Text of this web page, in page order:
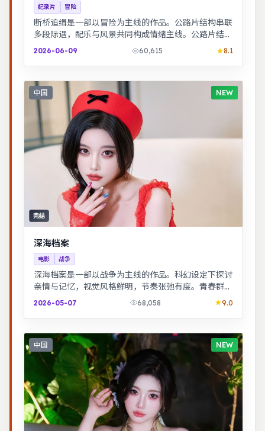
纪录片 冒险
断桥追缉是一部以冒险为主线的作品。公路片结构串联
多段际遇，配乐与风景共同构成情绪主线。公路片结构
串联多段际遇，配乐与风景共同构成情绪主线。
2026-06-09 60,615 8.1
中国 NEW
完结
深海档案
电影 战争
深海档案是一部以战争为主线的作品。科幻设定下探讨
亲情与记忆，视觉风格鲜明，节奏张弛有度。青春群像
刻画校园与初入社会的迷茫，细腻温暖。
2026-05-07 68,058 9.0
中国 NEW